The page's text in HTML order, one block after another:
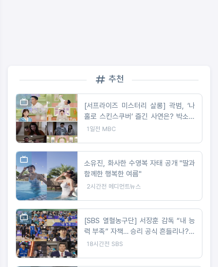
추천
[서프라이즈 미스터리 살롱] 곽범, ‘나
홀로 스킨스쿠버’ 즐긴 사연은? 박소영
아나 “절대 이해 못해!”
1일전 MBC
소유진, 화사한 수영복 자태 공개 "딸과
함께한 행복한 여름"
2시간전 메디먼트뉴스
[SBS 열혈농구단] 서장훈 감독 “내 능
력 부족” 자책… 승리 공식 흔들리나?코
뼈 부상 딛고 돌아온 오승훈!
18시간전 SBS